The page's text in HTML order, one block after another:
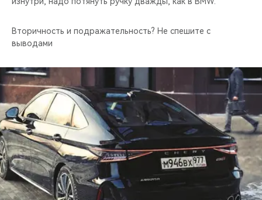
Вторичность и подражательность? Не спешите с
выводами